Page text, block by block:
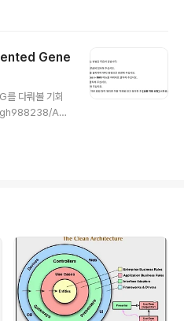
여 관련성 높은
문에 토큰 소비
괏값을 얻을
데 https://www.
활용법 : CS
근 LLM을 활용
Gene
를 다뤄볼 기회
Ana
증권 AI 페스티
이다.https://gu
AI를
되는데 검색 기반